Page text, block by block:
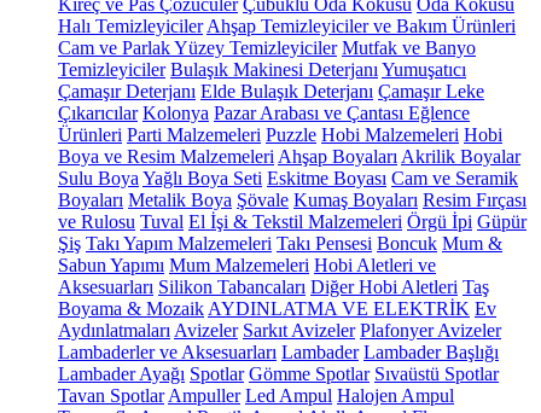
Kireç ve Pas Çözücüler Çubuklu Oda Kokusu Oda Kokusu
Halı Temizleyiciler Ahşap Temizleyiciler ve Bakım Ürünleri
Cam ve Parlak Yüzey Temizleyiciler Mutfak ve Banyo
Temizleyiciler Bulaşık Makinesi Deterjanı Yumuşatıcı
Çamaşır Deterjanı Elde Bulaşık Deterjanı Çamaşır Leke
Çıkarıcılar Kolonya Pazar Arabası ve Çantası Eğlence
Ürünleri Parti Malzemeleri Puzzle Hobi Malzemeleri Hobi
Boya ve Resim Malzemeleri Ahşap Boyaları Akrilik Boyalar
Sulu Boya Yağlı Boya Seti Eskitme Boyası Cam ve Seramik
Boyaları Metalik Boya Şövale Kumaş Boyaları Resim Fırçası
ve Rulosu Tuval El İşi & Tekstil Malzemeleri Örgü İpi Güpür
Şiş Takı Yapım Malzemeleri Takı Pensesi Boncuk Mum &
Sabun Yapımı Mum Malzemeleri Hobi Aletleri ve
Aksesuarları Silikon Tabancaları Diğer Hobi Aletleri Taş
Boyama & Mozaik AYDINLATMA VE ELEKTRİK Ev
Aydınlatmaları Avizeler Sarkıt Avizeler Plafonyer Avizeler
Lambaderler ve Aksesuarları Lambader Lambader Başlığı
Lambader Ayağı Spotlar Gömme Spotlar Sıvaüstü Spotlar
Tavan Spotlar Ampuller Led Ampul Halojen Ampul